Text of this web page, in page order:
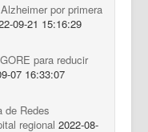
por primera
09-21 15:16:29
para reducir
07 16:33:07
de Redes
regional 2022-08-